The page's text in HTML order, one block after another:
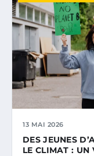
13 MAI 2026
DES JEUNES
LE CLIMAT : UN